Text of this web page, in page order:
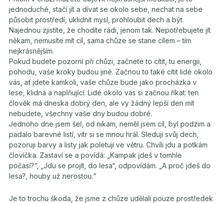
jednoduché, stačí jít a dívat se okolo sebe, nechat na sebe
působit prostředí, uklidnit mysl, prohloubit dech a být.
Najednou zjistíte, že chodíte rádi, jenom tak. Nepotřebujete jít
někam, nemusíte mít cíl, sama chůze se stane cílem – tím
nejkrásnějším.
Pokud budete pozorní při chůzi, začnete to cítit, tu energii,
pohodu, vaše kroky budou jiné. Začnou to také cítit lidé okolo
vás, ať jdete kamkoli, vaše chůze bude jako procházka v
lese, klidná a naplňující. Lidé okolo vás si začnou říkat: ten
člověk má dneska dobrý den, ale vy žádný lepší den mít
nebudete, všechny vaše dny budou dobré.
Jednoho dne jsem šel, od nikam, neměl jsem cíl, byl podzim a
padalo barevné listí, vítr si se mnou hrál. Sleduji svůj dech,
pozoruji barvy a listy jak poletují ve větru. Chvíli jdu a potkám
človíčka. Zastaví se a povídá: „Kampak jdeš v tomhle
počasí?“, „Jdu se projít, do lesa“, odpovídám. „A proč jdeš do
lesa?, houby už nerostou.“
Je to trochu škoda, že jsme z chůze udělali pouze prostředek